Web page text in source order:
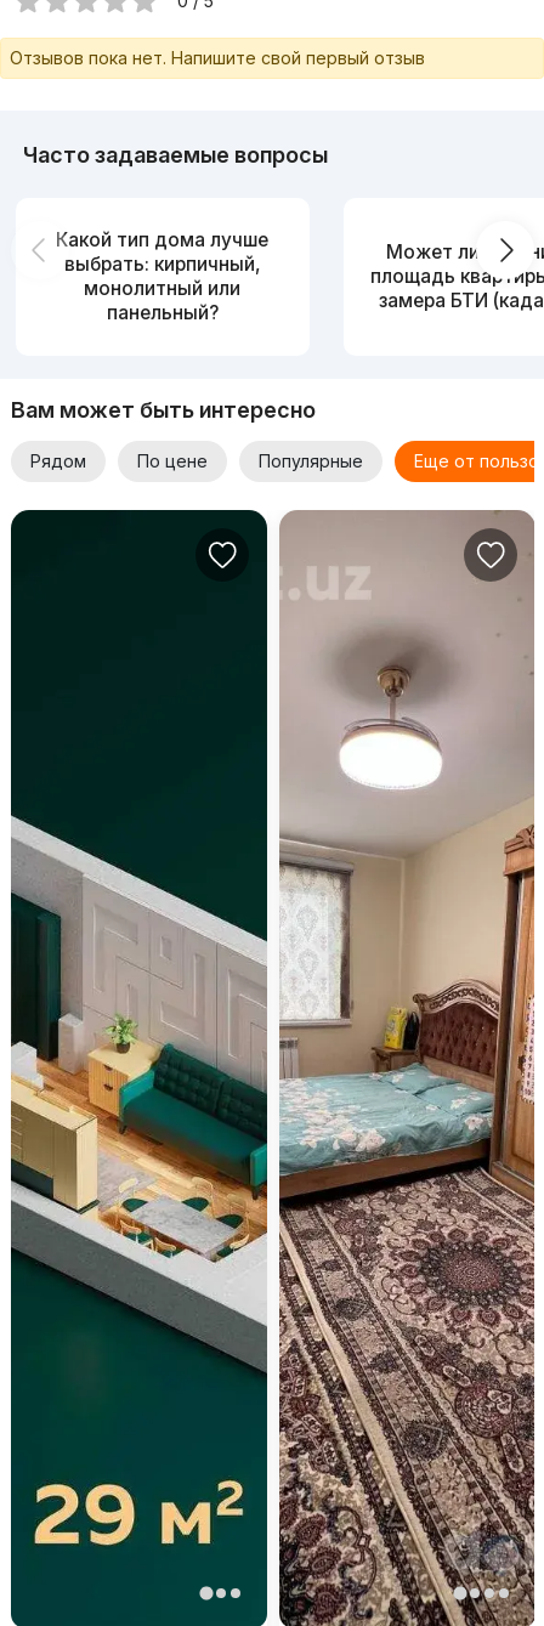
Отзывов пока нет. Напишите свой первый отзыв
Часто задаваемые вопросы
Какой тип дома лучше
выбрать: кирпичный,
монолитный или
панельный?
Может ли
площадь
замера БТИ
Вам может быть интересно
Рядом По цене Популярные Еще от